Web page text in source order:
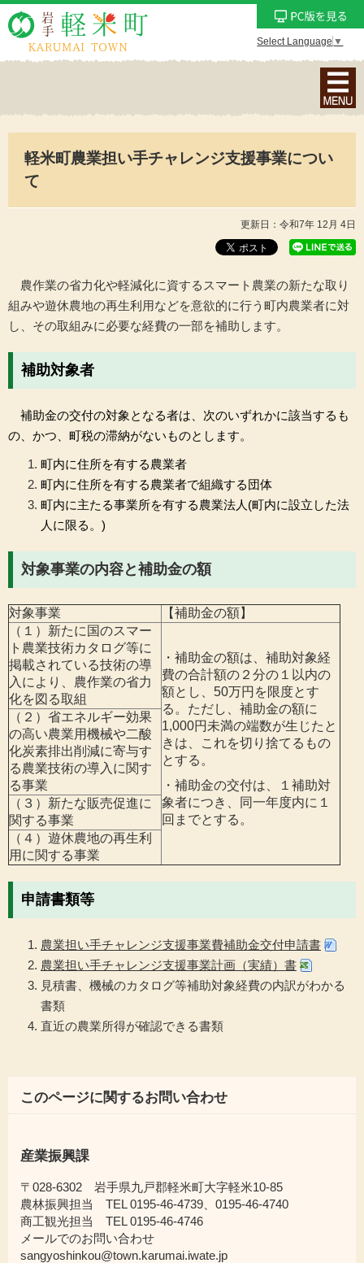
Select Language ▼
ナ
ビ
シ
メ
ニ
ュ
ー
を
軽米町農業担い手チャレンジ支援事業につい
て
更新日：令和7年 12月 4日
農作業の省力化や軽減化に資するスマート農業の新たな取り
組みや遊休農地の再生利用などを意欲的に行う町内農業者に対
し、その取組みに必要な経費の一部を補助します。
補助対象者
補助金の交付の対象となる者は、次のいずれかに該当するも
の、かつ、町税の滞納がないものとします。
町内に住所を有する農業者
町内に住所を有する農業者で組織する団体
町内に主たる事業所を有する農業法人(町内に設立した法
人に限る。)
対象事業の内容と補助金の額
対象事業
【補助金の額】
（１）新たに国のスマー
ト農業技術カタログ等に
掲載されている技術の導
入により、農作業の省力
化を図る取組
・補助金の額は、補助対象経
費の合計額の２分の１以内の
額とし、50万円を限度とす
る。ただし、補助金の額に
1,000円未満の端数が生じたと
きは、これを切り捨てるもの
とする。
・補助金の交付は、１補助対
象者につき、同一年度内に１
回までとする。
（２）省エネルギー効果
の高い農業用機械や二酸
化炭素排出削減に寄与す
る農業技術の導入に関す
る事業
（３）新たな販売促進に
関する事業
（４）遊休農地の再生利
用に関する事業
申請書類等
農業担い手チャレンジ支援事業費補助金交付申請書
農業担い手チャレンジ支援事業計画（実績）書
見積書、機械のカタログ等補助対象経費の内訳がわかる
書類
直近の農業所得が確認できる書類
このページに関するお問い合わせ
産業振興課
〒028-6302 岩手県九戸郡軽米町大字軽米10-85
農林振興担当 TEL 0195-46-4739、0195-46-4740
商工観光担当 TEL 0195-46-4746
メールでのお問い合わせ
sangyoshinkou@town.karumai.iwate.jp